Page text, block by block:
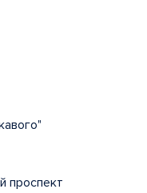
проспект